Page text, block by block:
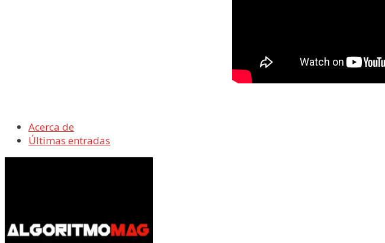
Acerca de
Últimas entradas